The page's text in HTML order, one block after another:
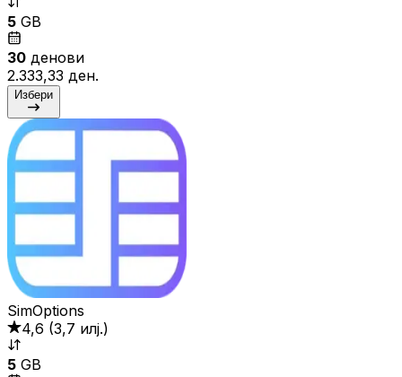
5 GB
30 денови
2.333,33 ден.
Избери
SimOptions
4,6 (3,7 илј.)
5 GB